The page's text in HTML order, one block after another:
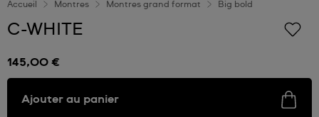
Accueil Montres Montres grand format Big bold
C-WHITE
145,00 €
Ajouter au panier